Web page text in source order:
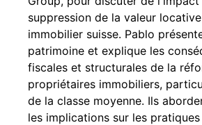
suppression de la valeur
immobilier suisse. Pablo
patrimoine et explique les
fiscales et structurales de la
propriétaires immobiliers,
de la classe moyenne. Ils
les implications sur les